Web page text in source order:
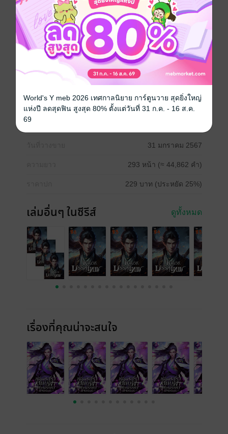
จากขุมนรกก็สามารถทะยานขึ้นไปเก้าชั้นฟ้าได้อย่าง
รวดเร็ว!"
หนังสือแปล กำลังภายใน แฟนตาซี
นิยายจีนแปล
ซีรีส์ หมื่นวิถีบรรลุเทพ
31 มกราคม 2567
293 หน้า (≈ 44,862 คำ)
229 บาท (ประหยัด 25%)
เล่มอื่นๆ ในซีรีส์ ดูทั้งหมด
เรื่องที่คุณน่าจะสนใจ
World's Y meb 2026 เทศกาลนิยาย การ์ตูนวาย สุดยิ่งใหญ่
แห่งปี ลดสุดฟิน สูงสุด 80% ตั้งแต่วันที่ 31 ก.ค. - 16 ส.ค.
69